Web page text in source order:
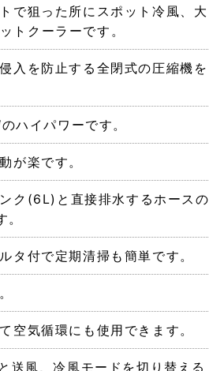
で狙った所にスポット冷風、大
トクーラーです。
入を防止する全閉式の圧縮機を
ハイパワーです。
が楽です。
ク(6L)と直接排水するホースの
タ付で定期清掃も簡単です。
空気循環にも使用できます。
送風、冷風モードを切り替える